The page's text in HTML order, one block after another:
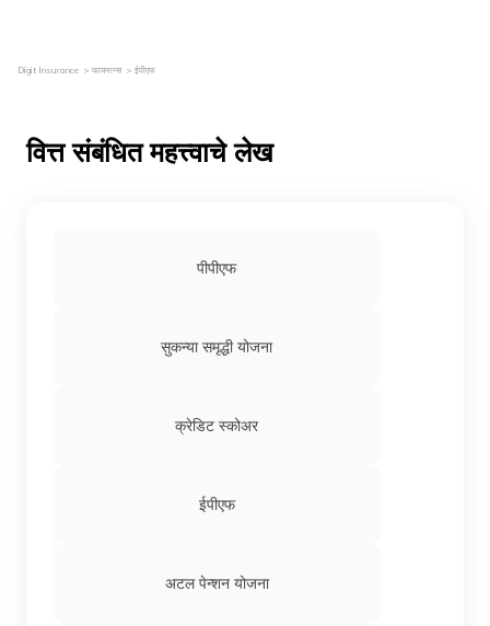
Digit Insurance फायनान्स ईपीएफ
वित्त संबंधित महत्त्वाचे लेख
पीपीएफ
सुकन्या समृद्धी योजना
क्रेडिट स्कोअर
ईपीएफ
अटल पेन्शन योजना